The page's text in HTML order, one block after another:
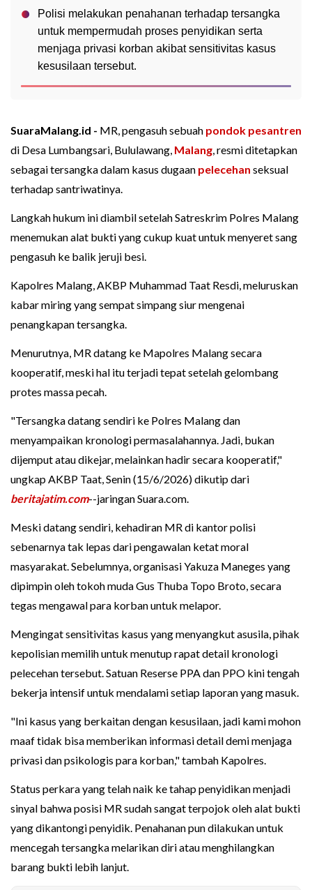
Polisi melakukan penahanan terhadap tersangka
untuk mempermudah proses penyidikan serta
menjaga privasi korban akibat sensitivitas kasus
kesusilaan tersebut.
SuaraMalang.id - MR, pengasuh sebuah pondok pesantren
di Desa Lumbangsari, Bululawang, Malang, resmi ditetapkan
sebagai tersangka dalam kasus dugaan pelecehan seksual
terhadap santriwatinya.
Langkah hukum ini diambil setelah Satreskrim Polres Malang
menemukan alat bukti yang cukup kuat untuk menyeret sang
pengasuh ke balik jeruji besi.
Kapolres Malang, AKBP Muhammad Taat Resdi, meluruskan
kabar miring yang sempat simpang siur mengenai
penangkapan tersangka.
Menurutnya, MR datang ke Mapolres Malang secara
kooperatif, meski hal itu terjadi tepat setelah gelombang
protes massa pecah.
"Tersangka datang sendiri ke Polres Malang dan
menyampaikan kronologi permasalahannya. Jadi, bukan
dijemput atau dikejar, melainkan hadir secara kooperatif,"
ungkap AKBP Taat, Senin (15/6/2026) dikutip dari
beritajatim.com--jaringan Suara.com.
Meski datang sendiri, kehadiran MR di kantor polisi
sebenarnya tak lepas dari pengawalan ketat moral
masyarakat. Sebelumnya, organisasi Yakuza Maneges yang
dipimpin oleh tokoh muda Gus Thuba Topo Broto, secara
tegas mengawal para korban untuk melapor.
Mengingat sensitivitas kasus yang menyangkut asusila, pihak
kepolisian memilih untuk menutup rapat detail kronologi
pelecehan tersebut. Satuan Reserse PPA dan PPO kini tengah
bekerja intensif untuk mendalami setiap laporan yang masuk.
"Ini kasus yang berkaitan dengan kesusilaan, jadi kami mohon
maaf tidak bisa memberikan informasi detail demi menjaga
privasi dan psikologis para korban," tambah Kapolres.
Status perkara yang telah naik ke tahap penyidikan menjadi
sinyal bahwa posisi MR sudah sangat terpojok oleh alat bukti
yang dikantongi penyidik. Penahanan pun dilakukan untuk
mencegah tersangka melarikan diri atau menghilangkan
barang bukti lebih lanjut.